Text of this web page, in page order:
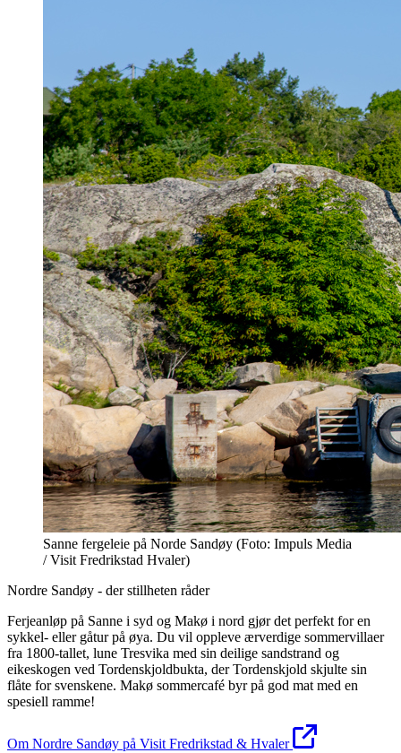
Sanne fergeleie på Norde Sandøy (Foto: Impuls Media
/ Visit Fredrikstad Hvaler)
Nordre Sandøy - der stillheten råder
Ferjeanløp på Sanne i syd og Makø i nord gjør det perfekt for en
sykkel- eller gåtur på øya. Du vil oppleve ærverdige sommervillaer
fra 1800-tallet, lune Tresvika med sin deilige sandstrand og
eikeskogen ved Tordenskjoldbukta, der Tordenskjold skjulte sin
flåte for svenskene. Makø sommercafé byr på god mat med en
spesiell ramme!
Om Nordre Sandøy på Visit Fredrikstad & Hvaler